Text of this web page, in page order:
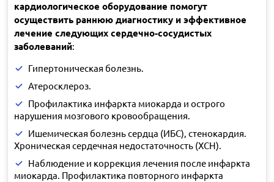
кардиологическое оборудование помогут
осуществить раннюю диагностику и эффективное
лечение следующих сердечно-сосудистых
заболеваний:
Гипертоническая болезнь.
Атеросклероз.
Профилактика инфаркта миокарда и острого
нарушения мозгового кровообращения.
Ишемическая болезнь сердца (ИБС), стенокардия.
Хроническая сердечная недостаточность (ХСН).
Наблюдение и коррекция лечения после инфаркта
миокарда. Профилактика повторного инфаркта